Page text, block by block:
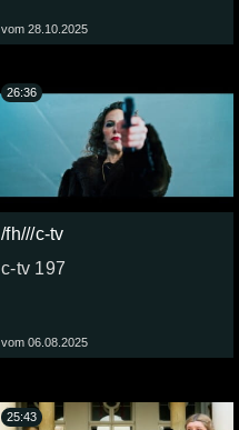
vom 28.10.2025
/fh///c-tv
c-tv 197
vom 06.08.2025
26:36
25:43